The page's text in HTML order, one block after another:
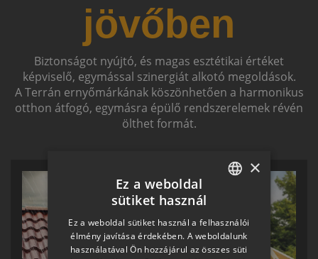
jövőben
Biztonságot nyújtó, és magas esztétikai értéket
képviselő, egymással szinergiát alkotó megoldások.
A Terrán ernyőmárkának köszönhetően a harmonikus
otthon átfogó, egymásra épülő rendszerelemek révén
ölthet formát.
HUNGARIAN
SLOVAK
GERMAN
×
Ez a weboldal
sütiket használ
Ez a weboldal sütiket használ a felhasználói
élmény javítása érdekében. A weboldalunk
használatával Ön hozzájárul az összes süti